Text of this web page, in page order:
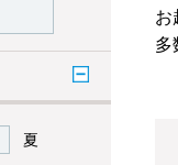
夏
お
多